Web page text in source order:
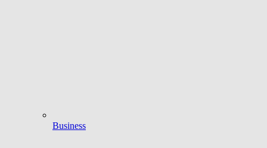
Business